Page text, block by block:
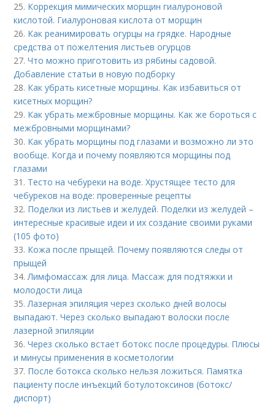
25. Коррекция мимических морщин гиалуроновой
кислотой. Гиалуроновая кислота от морщин
26. Как реанимировать огурцы на грядке. Народные
средства от пожелтения листьев огурцов
27.Что можно приготовить из рябины садовой.
Добавление статьи в новую подборку
28. Как убрать кисетные морщины. Как избавиться от
кисетных морщин?
29. Как убрать межбровные морщины. Как же бороться с
межбровными морщинами?
30. Как убрать морщины под глазами и возможно ли это
вообще. Когда и почему появляются морщины под
глазами
31. Тесто на чебуреки на воде. Хрустящее тесто для
чебуреков на воде: проверенные рецепты
32. Поделки из листьев и желудей. Поделки из желудей –
интересные красивые идеи и их создание своими руками
(105 фото)
33. Кожа после прыщей. Почему появляются следы от
прыщей
34.Лимфомассаж для лица. Массаж для подтяжки и
молодости лица
35.Лазерная эпиляция через сколько дней волосы
выпадают. Через сколько выпадают волоски после
лазерной эпиляции
36.Через сколько встает ботокс после процедуры. Плюсы
и минусы применения в косметологии
37. После ботокса сколько нельзя ложиться. Памятка
пациенту после инъекций ботулотоксинов (ботокс/
диспорт)